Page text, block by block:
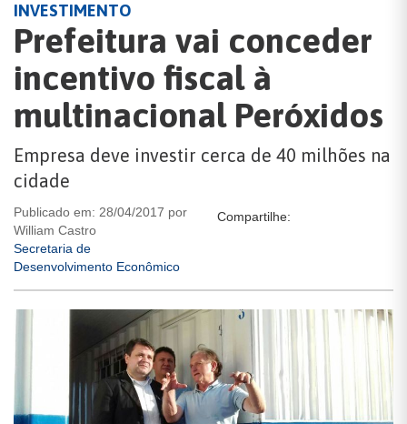
INVESTIMENTO
Prefeitura vai conceder
incentivo fiscal à
multinacional Peróxidos
Empresa deve investir cerca de 40 milhões na
cidade
Publicado em: 28/04/2017 por
William Castro
Secretaria de
Desenvolvimento Econômico
Compartilhe: